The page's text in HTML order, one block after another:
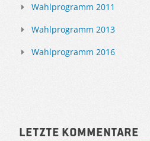
Wahlprogramm 2011
Wahlprogramm 2013
Wahlprogramm 2016
Letzte Kommentare